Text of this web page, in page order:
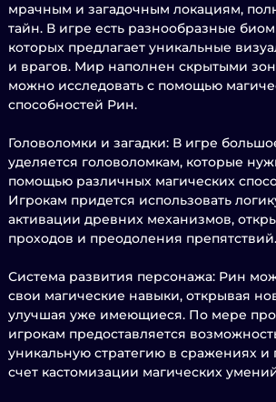
мрачным и загадочным локациям,
тайн. В игре есть разнообразные
которых предлагает уникальные
и врагов. Мир наполнен скрытыми
можно исследовать с помощью
способностей Рин.
Головоломки и загадки: В игре
уделяется головоломкам, которые
помощью различных магических
Игрокам придется использовать
активации древних механизмов,
проходов и преодоления препятствий.
Система развития персонажа: Рин
свои магические навыки, открывая
улучшая уже имеющиеся. По мере
игрокам предоставляется
уникальную стратегию в сражениях и
счет кастомизации магических